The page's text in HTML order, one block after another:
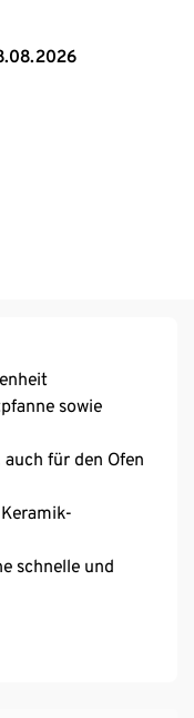
sowie
für den Ofen
schnelle und
°C
Kratzer auf dem